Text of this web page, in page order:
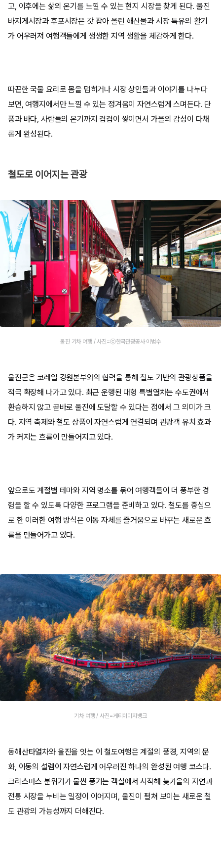
고, 이후에는 삶의 온기를 느낄 수 있는 현지 시장을 찾게 된다. 울진
바지게시장과 후포시장은 갓 잡아 올린 해산물과 시장 특유의 활기
가 어우러져 여행객들에게 생생한 지역 생활을 체감하게 한다.
따끈한 국물 요리로 몸을 덥히거나 시장 상인들과 이야기를 나누다
보면, 여행지에서만 느낄 수 있는 정겨움이 자연스럽게 스며든다. 단
풍과 바다, 사람들의 온기까지 겹겹이 쌓이면서 가을의 감성이 다채
롭게 완성된다.
철도로 이어지는 관광
울진 기차 여행 / 사진=ⓒ한국관광공사 이범수
울진군은 코레일 강원본부와의 협력을 통해 철도 기반의 관광상품을
적극 확장해 나가고 있다. 최근 운행된 대형 특별열차는 수도권에서
환승하지 않고 곧바로 울진에 도달할 수 있다는 점에서 그 의미가 크
다. 지역 축제와 철도 상품이 자연스럽게 연결되며 관광객 유치 효과
가 커지는 흐름이 만들어지고 있다.
앞으로도 계절별 테마와 지역 명소를 묶어 여행객들이 더 풍부한 경
험을 할 수 있도록 다양한 프로그램을 준비하고 있다. 철도를 중심으
로 한 이러한 여행 방식은 이동 자체를 즐거움으로 바꾸는 새로운 흐
름을 만들어가고 있다.
기차 여행 / 사진=게티이미지뱅크
동해산타열차와 울진을 잇는 이 철도여행은 계절의 풍경, 지역의 문
화, 이동의 설렘이 자연스럽게 어우러진 하나의 완성된 여행 코스다.
크리스마스 분위기가 물씬 풍기는 객실에서 시작해 늦가을의 자연과
전통 시장을 누비는 일정이 이어지며, 울진이 펼쳐 보이는 새로운 철
도 관광의 가능성까지 더해진다.